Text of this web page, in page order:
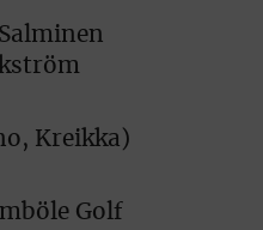
Kreikka)
Golf